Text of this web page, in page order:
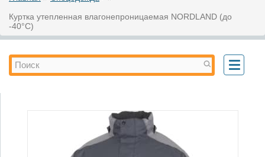
Куртка утепленная влагонепроницаемая NORDLAND (до
-40°C)
Форма поиска
Поиск
Toggle